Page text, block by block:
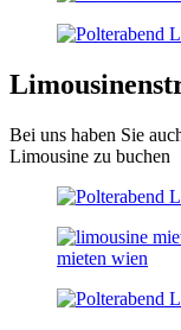
Bei uns haben Sie
Limousine zu buchen